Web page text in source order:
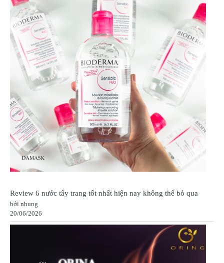
Review 6 nước tẩy trang tốt nhất hiện nay không thể bỏ qua
bởi nhung
20/06/2026